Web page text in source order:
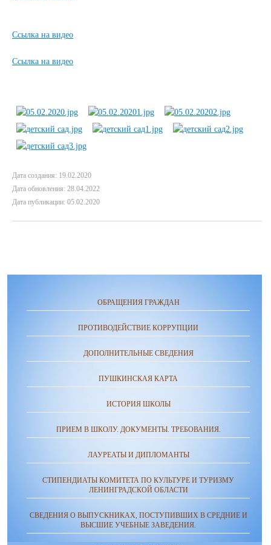
Ccылка на видео
Ccылка на видео
Дата создания: 19.02.2020
Дата обновления: 28.04.2022
Дата публикации: 05.02.2020
ОБРАЩЕНИЯ ГРАЖДАН
ПРОТИВОДЕЙСТВИЕ КОРРУПЦИИ
ДОПОЛНИТЕЛЬНЫЕ СВЕДЕНИЯ
ПУШКИНСКАЯ КАРТА
ИСТОРИЯ ШКОЛЫ
ПРИЕМ В ШКОЛУ. ДОКУМЕНТЫ. ТРЕБОВАНИЯ.
ЛАУРЕАТЫ И ДИПЛОМАНТЫ
СТИПЕНДИАТЫ КОМИТЕТА ПО КУЛЬТУРЕ И ТУРИЗМУ
ЛЕНИНГРАДСКОЙ ОБЛАСТИ
СВЕДЕНИЯ О ВЫПУСКНИКАХ, ПОСТУПИВШИХ В СРЕДНИЕ И
ВЫСШИЕ УЧЕБНЫЕ ЗАВЕДЕНИЯ.